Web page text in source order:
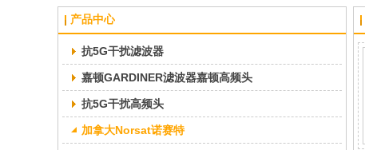
产品中心
抗5G干扰滤波器
嘉顿GARDINER滤波器嘉顿高频头
抗5G干扰高频头
加拿大Norsat诺赛特